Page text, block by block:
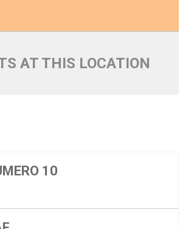
AT THIS LOCATION
10